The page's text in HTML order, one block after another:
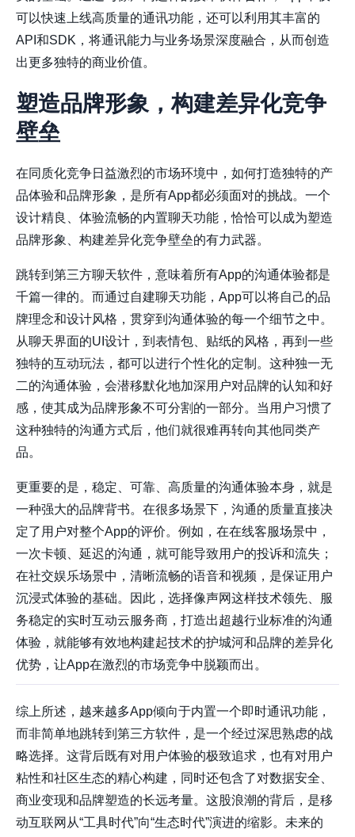
可以快速上线高质量的通讯功能，还可以利用其丰富的
API和SDK，将通讯能力与业务场景深度融合，从而创造
出更多独特的商业价值。
塑造品牌形象，构建差异化竞争
壁垒
在同质化竞争日益激烈的市场环境中，如何打造独特的产
品体验和品牌形象，是所有App都必须面对的挑战。一个
设计精良、体验流畅的内置聊天功能，恰恰可以成为塑造
品牌形象、构建差异化竞争壁垒的有力武器。
跳转到第三方聊天软件，意味着所有App的沟通体验都是
千篇一律的。而通过自建聊天功能，App可以将自己的品
牌理念和设计风格，贯穿到沟通体验的每一个细节之中。
从聊天界面的UI设计，到表情包、贴纸的风格，再到一些
独特的互动玩法，都可以进行个性化的定制。这种独一无
二的沟通体验，会潜移默化地加深用户对品牌的认知和好
感，使其成为品牌形象不可分割的一部分。当用户习惯了
这种独特的沟通方式后，他们就很难再转向其他同类产
品。
更重要的是，稳定、可靠、高质量的沟通体验本身，就是
一种强大的品牌背书。在很多场景下，沟通的质量直接决
定了用户对整个App的评价。例如，在在线客服场景中，
一次卡顿、延迟的沟通，就可能导致用户的投诉和流失；
在社交娱乐场景中，清晰流畅的语音和视频，是保证用户
沉浸式体验的基础。因此，选择像声网这样技术领先、服
务稳定的实时互动云服务商，打造出超越行业标准的沟通
体验，就能够有效地构建起技术的护城河和品牌的差异化
优势，让App在激烈的市场竞争中脱颖而出。
综上所述，越来越多App倾向于内置一个即时通讯功能，
而非简单地跳转到第三方软件，是一个经过深思熟虑的战
略选择。这背后既有对用户体验的极致追求，也有对用户
粘性和社区生态的精心构建，同时还包含了对数据安全、
商业变现和品牌塑造的长远考量。这股浪潮的背后，是移
动互联网从“工具时代”向“生态时代”演进的缩影。未来的